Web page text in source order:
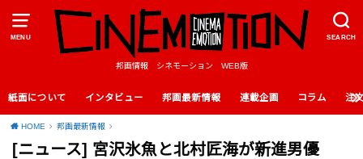
MENU SEARCH
邦画情報 シネモーション WEB版
紙面について インタビュー 邦画最新情報 連載企画 コラム 注
HOME 邦画最新情報
[ニュース] 宮沢氷魚と北村匠海が新進男優